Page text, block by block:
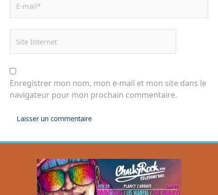
Enregistrer mon nom, mon e-mail et mon site dans le
navigateur pour mon prochain commentaire.